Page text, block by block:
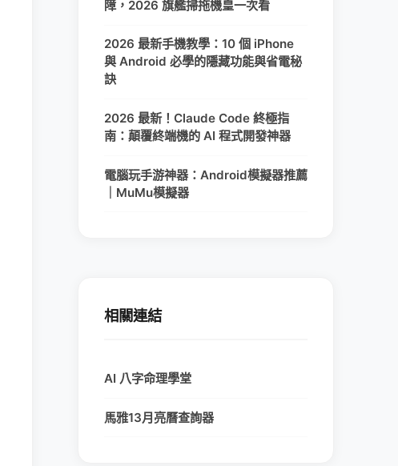
障，2026 旗艦掃拖機皇一次看
2026 最新手機教學：10 個 iPhone
與 Android 必學的隱藏功能與省電秘
訣
2026 最新！Claude Code 終極指
南：顛覆終端機的 AI 程式開發神器
電腦玩手游神器：Android模擬器推薦
｜MuMu模擬器
相關連結
AI 八字命理學堂
馬雅13月亮曆查詢器